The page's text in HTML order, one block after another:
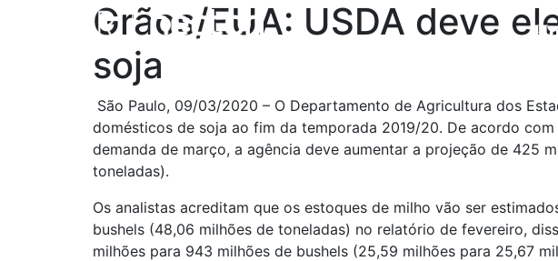
Grãos/EUA: USDA deve
soja
domésticos de soja ao fim da temporada 2019/20. De acordo
demanda de março, a agência deve aumentar a projeção de 425
toneladas).
Os analistas acreditam que os estoques de milho vão ser
bushels (48,06 milhões de toneladas) no relatório de fevereiro,
milhões para 943 milhões de bushels (25,59 milhões para 25,67